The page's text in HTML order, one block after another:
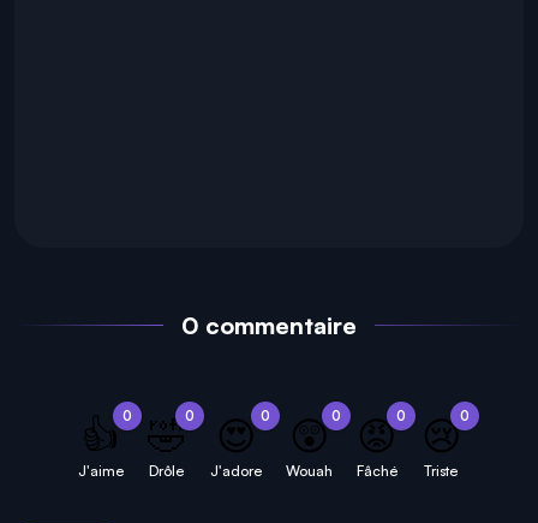
0 commentaire
0
👍
J'aime
0
🤣
Drôle
0
😍
J'adore
0
😲
Wouah
0
😡
Fâché
0
😢
Triste